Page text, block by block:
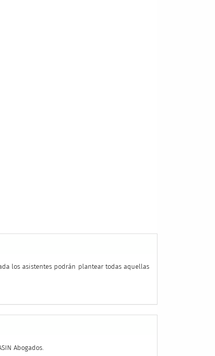
los asistentes podrán plantear todas aquellas
Abogados.